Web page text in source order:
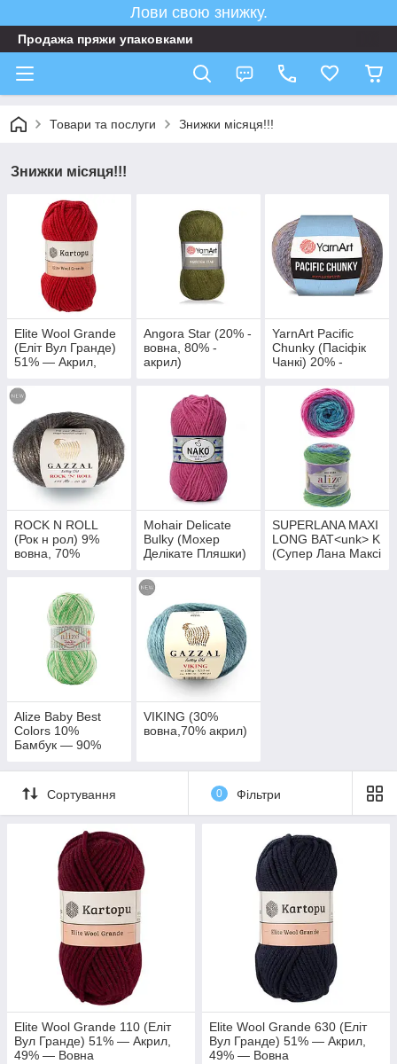
Лови свою знижку.
Продажа пряжи упаковками
Товари та послуги Знижки місяця!!!
Знижки місяця!!!
Elite Wool Grande
(Еліт Вул Гранде)
51% — Акрил,
Angora Star (20% -
вовна, 80% -
акрил)
YarnArt Pacific
Chunky (Пасіфік
Чанкі) 20% -
ROCK N ROLL
(Рок н рол) 9%
вовна, 70%
Mohair Delicate
Bulky (Мохер
Делікате Пляшки)
вовна, 85% Aкрил
SUPERLANA MAXI
LONG BAT<unk> K
(Супер Лана Максі
Alize Baby Best
Colors 10%
Бамбук — 90%
VIKING (30%
вовна,70% акрил)
Сортування 0 Фільтри
Elite Wool Grande 110 (Еліт
Вул Гранде) 51% — Акрил,
49% — Вовна
Elite Wool Grande 630 (Еліт
Вул Гранде) 51% — Акрил,
49% — Вовна